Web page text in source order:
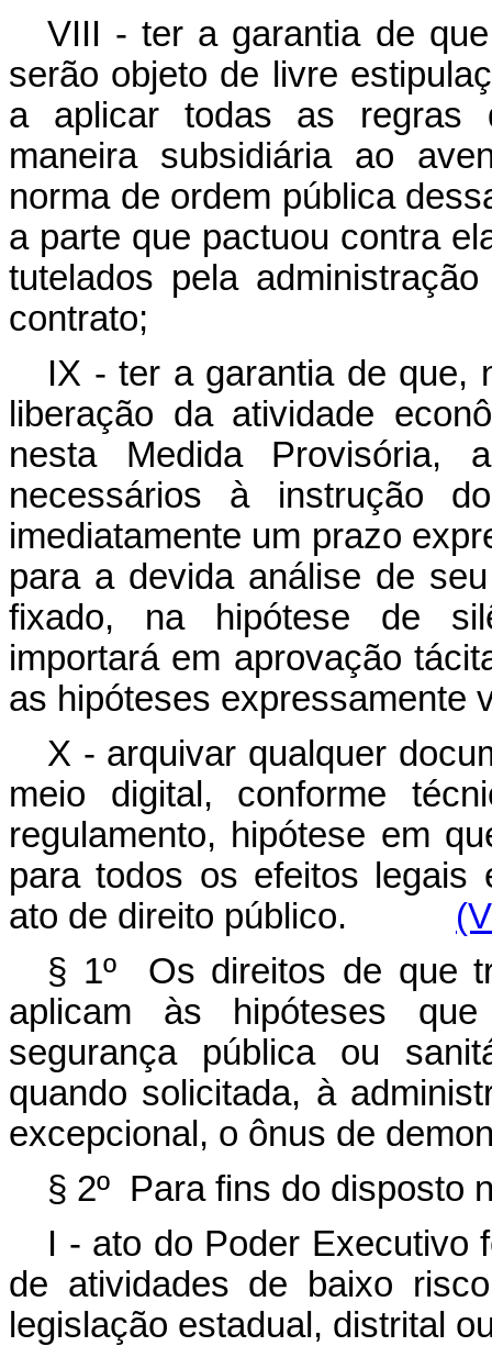
VIII - ter a garantia de
serão objeto de livre
a aplicar todas as regras
maneira subsidiária ao
norma de ordem pública
a parte que pactuou contra
tutelados pela
contrato;
IX - ter a garantia de que,
liberação da atividade
nesta Medida Provisória,
necessários à instrução
imediatamente um prazo
para a devida análise de
fixado, na hipótese de
importará em aprovação
as hipóteses
X - arquivar qualquer
meio digital, conforme
regulamento, hipótese em
para todos os efeitos legais
ato de direito público.
§ 1º Os direitos de que
aplicam às hipóteses que
segurança pública ou
quando solicitada, à
excepcional, o ônus de
§ 2º Para fins do disposto
I - ato do Poder Executivo
de atividades de baixo
legislação estadual, distrital